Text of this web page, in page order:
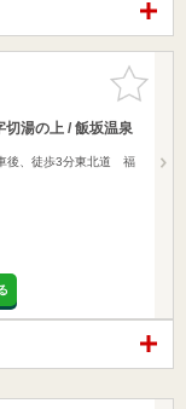
お気に入
りに追加
湯の上 / 飯坂温泉
後、徒歩3分東北道 福